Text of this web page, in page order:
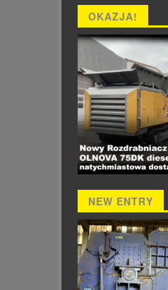
OKAZJA!
NEW ENTRY